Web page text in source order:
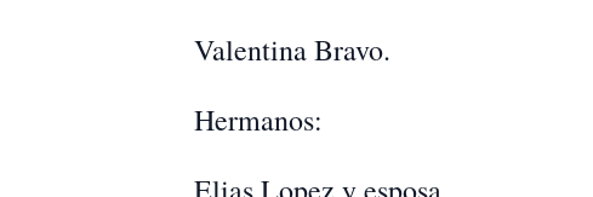
Valentina Bravo.
Hermanos: